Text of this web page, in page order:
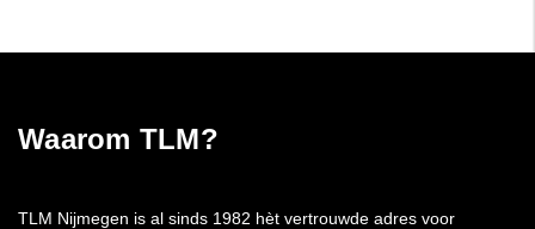
Waarom TLM?
TLM Nijmegen is al sinds 1982 hèt vertrouwde adres voor